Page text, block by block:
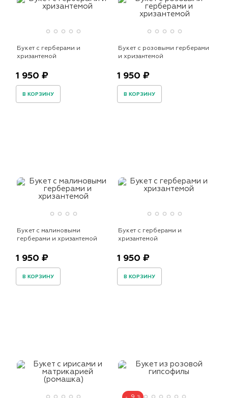
Букет с герберами и
хризантемой
1 950 ₽
В КОРЗИНУ
Букет с розовыми герберами
и хризантемой
1 950 ₽
В КОРЗИНУ
Букет с малиновыми
герберами и хризантемой
1 950 ₽
В КОРЗИНУ
Букет с герберами и
хризантемой
1 950 ₽
В КОРЗИНУ